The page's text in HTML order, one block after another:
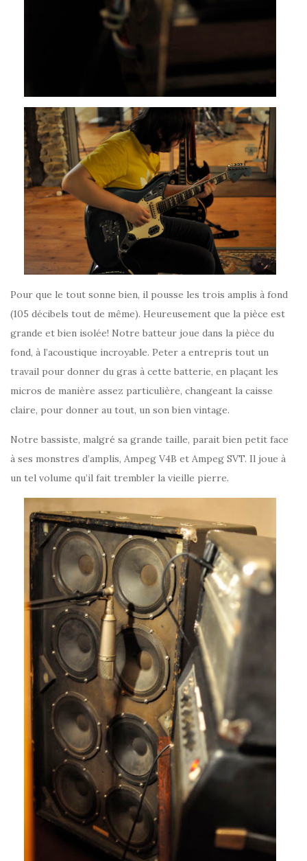
Pour que le tout sonne bien, il pousse les trois amplis à fond
(105 décibels tout de même). Heureusement que la pièce est
grande et bien isolée! Notre batteur joue dans la pièce du
fond, à l’acoustique incroyable. Peter a entrepris tout un
travail pour donner du gras à cette batterie, en plaçant les
micros de manière assez particulière, changeant la caisse
claire, pour donner au tout, un son bien vintage.
Notre bassiste, malgré sa grande taille, parait bien petit face
à ses monstres d’amplis, Ampeg V4B et Ampeg SVT. Il joue à
un tel volume qu’il fait trembler la vieille pierre.